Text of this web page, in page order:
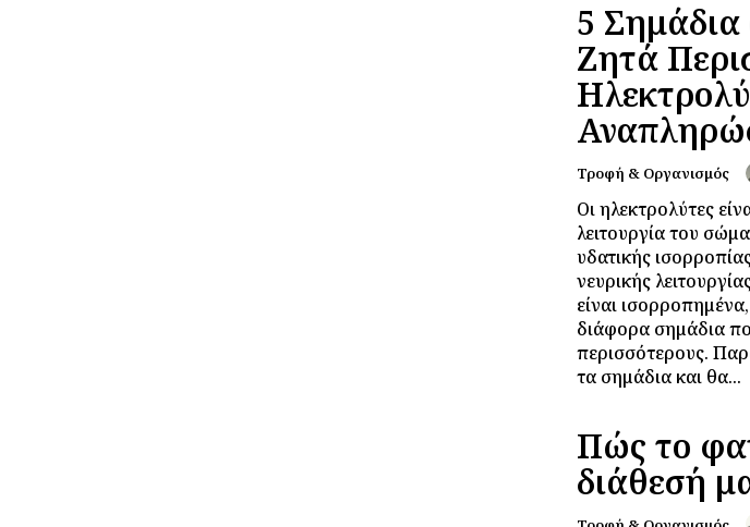
5
Ζητά
Τροφή & Οργανισμός
Οι ηλεκτρολύτες
λειτουργία του
υδατικής
νευρικής
είναι
διάφορα σημάδια
περισσότερους.
τα σημάδια και θα...
Πώς το
διάθεσή